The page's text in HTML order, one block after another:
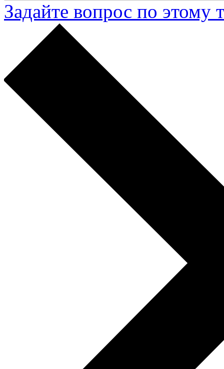
Задайте вопрос по этому